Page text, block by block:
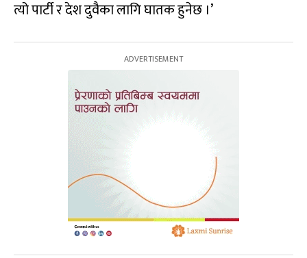
त्यो पार्टी र देश दुवैका लागि घातक हुनेछ ।’